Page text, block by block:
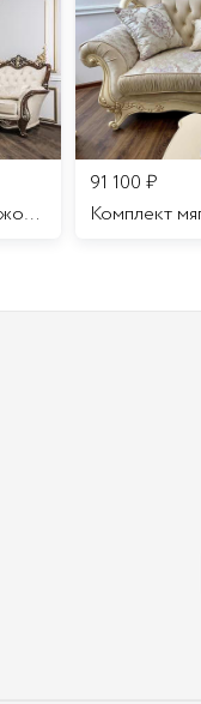
Комплект мягкой мебели Джоконда
91 100 ₽